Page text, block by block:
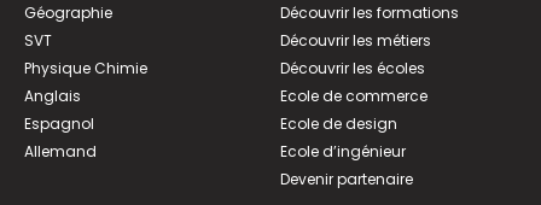
Géographie
SVT
Physique Chimie
Anglais
Espagnol
Allemand
Découvrir les formations
Découvrir les métiers
Découvrir les écoles
Ecole de commerce
Ecole de design
Ecole d’ingénieur
Devenir partenaire